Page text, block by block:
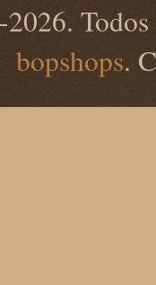
Todos
bopshops.